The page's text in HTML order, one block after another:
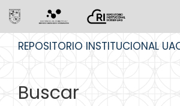
REPOSITORIO INSTITUCIONAL
Buscar